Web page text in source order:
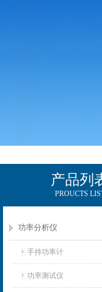
产品列
PROUCTS
功率分析仪
手持功率计
功率测试仪